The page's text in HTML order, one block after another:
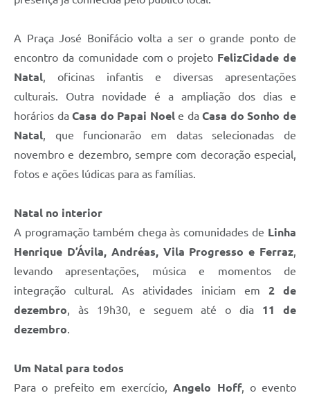
A Praça José Bonifácio volta a ser o grande ponto de
encontro da comunidade com o projeto FelizCidade de
Natal, oficinas infantis e diversas apresentações
culturais. Outra novidade é a ampliação dos dias e
horários daCasa do Papai Noele daCasa do Sonho de
Natal, que funcionarão em datas selecionadas de
novembro e dezembro, sempre com decoração especial,
fotos e ações lúdicas para as famílias.
Natal no interior
A programação também chega às comunidades de Linha
Henrique D’Ávila, Andréas, Vila Progresso e Ferraz,
levando apresentações, música e momentos de
integração cultural. As atividades iniciam em 2 de
dezembro, às 19h30, e seguem até o dia 11 de
dezembro.
Um Natal para todos
Para o prefeito em exercício,Angelo Hoff, o evento